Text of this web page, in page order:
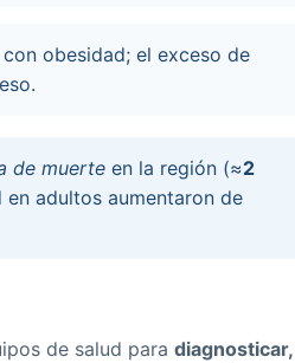
obesidad; el exceso de
de muerte en la región (≈2
adultos aumentaron de
de salud para diagnosticar,